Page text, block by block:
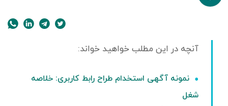
نمونه آگهی استخدام طراح رابط کاربری: خلاصه
شغل